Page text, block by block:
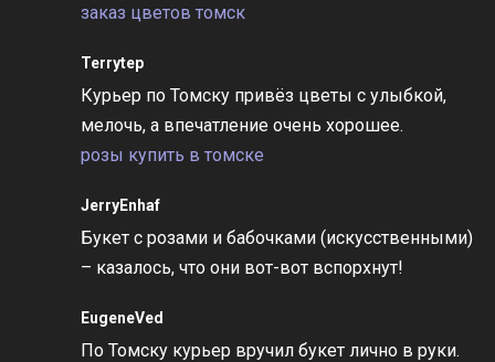
заказ цветов томск
Terrytep
Курьер по Томску привёз цветы с улыбкой,
мелочь, а впечатление очень хорошее.
розы купить в томске
JerryEnhaf
Букет с розами и бабочками (искусственными)
– казалось, что они вот-вот вспорхнут!
EugeneVed
По Томску курьер вручил букет лично в руки.